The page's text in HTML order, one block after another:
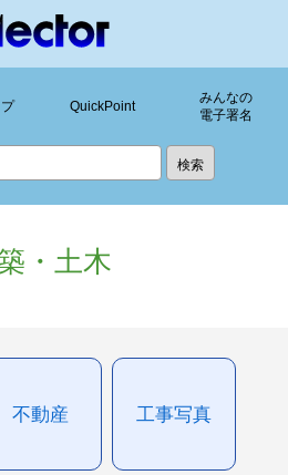
QuickPoint
みんなの
電子署名
・土木
不動産 工事写真